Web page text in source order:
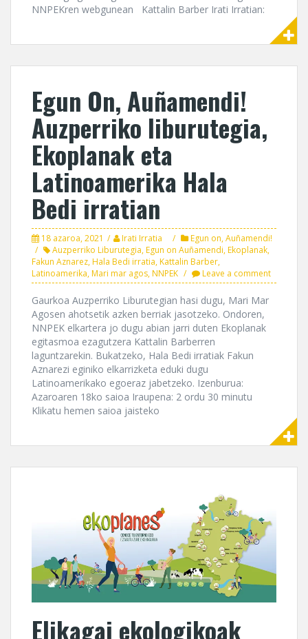
NNPEKren webgunean Kattalin Barber Irati Irratian:
Egun On, Auñamendi!
Auzperriko liburutegia,
Ekoplanak eta
Latinoamerika Hala
Bedi irratian
18 azaroa, 2021 Irati Irratia
Egun on, Auñamendi!
Auzperriko Liburutegia,Egun on Auñamendi,Ekoplanak,
Fakun Aznarez,Hala Bedi irratia,Kattalin Barber,
Latinoamerika,Mari mar agos,NNPEK Leave a comment
Gaurkoa Auzperriko Liburutegian hasi dugu, Mari Mar
Agosen ahotsetik azken berriak jasotzeko. Ondoren,
NNPEK elkartera jo dugu abian jarri duten Ekoplanak
egitasmoa ezagutzera Kattalin Barberren
laguntzarekin. Bukatzeko, Hala Bedi irratiak Fakun
Aznarezi eginiko elkarrizketa eduki dugu
Latinoamerikako egoeraz jabetzeko. Izenburua:
Azaroaren 18ko saioa Iraupena: 2 ordu 30 minutu
Klikatu hemen saioa jaisteko
Elikagai ekologikoak